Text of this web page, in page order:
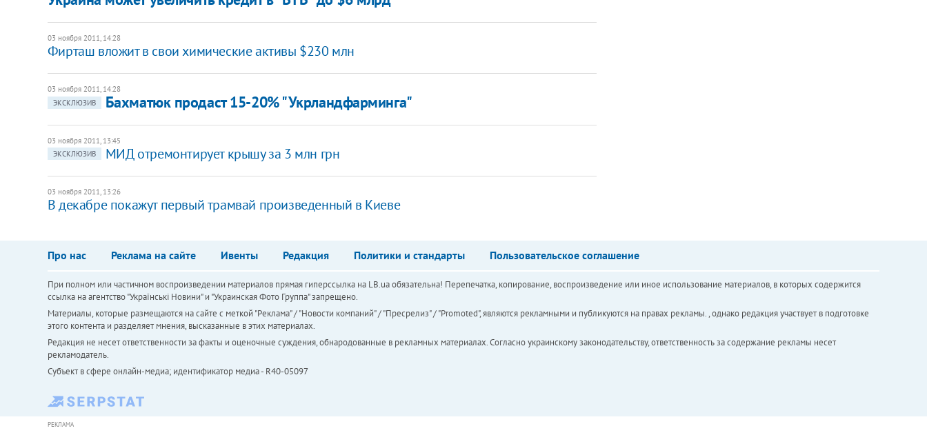
03 ноября 2011, 14:28
​Фирташ вложит в свои химические активы $230 млн
03 ноября 2011, 14:28
ЭКСКЛЮЗИВ
Бахматюк продаст 15-20% "Укрландфарминга"
03 ноября 2011, 13:45
ЭКСКЛЮЗИВ
​МИД отремонтирует крышу за 3 млн грн
03 ноября 2011, 13:26
​В декабре покажут первый трамвай произведенный в Киеве
Про нас Реклама на сайте Ивенты Редакция Политики и стандарты Пользовательское соглашение
При полном или частичном воспроизведении материалов прямая гиперссылка на LB.ua обязательна! Перепечатка, копирование, воспроизведение или иное использование материалов, в которых содержится
ссылка на агентство "Українськi Новини" и "Украинская Фото Группа" запрещено.
Материалы, которые размещаются на сайте с меткой "Реклама" / "Новости компаний" / "Пресрелиз" / "Promoted", являются рекламными и публикуются на правах рекламы. , однако редакция участвует в подготовке
этого контента и разделяет мнения, высказанные в этих материалах.
Редакция не несет ответственности за факты и оценочные суждения, обнародованные в рекламных материалах. Согласно украинскому законодательству, ответственность за содержание рекламы несет
рекламодатель.
Субъект в сфере онлайн-медиа; идентификатор медиа - R40-05097
РЕКЛАМА